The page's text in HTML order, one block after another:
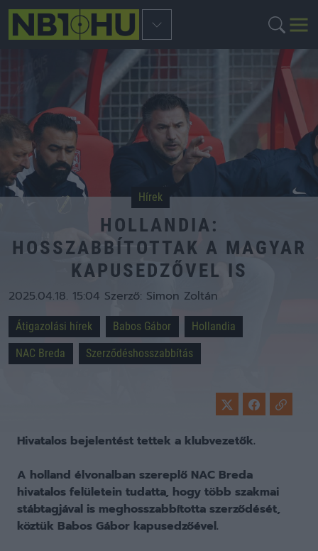
Hírek
HOLLANDIA:
HOSSZABBÍTOTTAK A MAGYAR
KAPUSEDZŐVEL IS
2025.04.18. 15:04 Szerző: Simon Zoltán
Átigazolási hírek Babos Gábor
Hollandia
NAC Breda
Szerződéshosszabbítás
Hivatalos bejelentést tettek a klubvezetők.
A holland élvonalban szereplő NAC Breda
hivatalos felületein tudatta, hogy több szakmai
stábtagjával is meghosszabbította szerződését,
köztük Babos Gábor kapusedzőével.